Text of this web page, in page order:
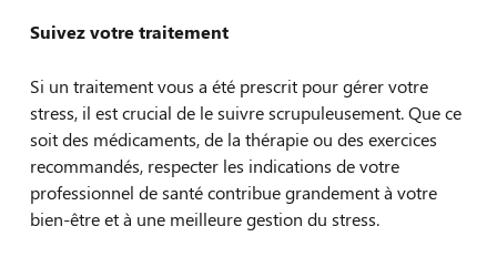
Suivez votre traitement
Si un traitement vous a été prescrit pour gérer votre
stress, il est crucial de le suivre scrupuleusement. Que ce
soit des médicaments, de la thérapie ou des exercices
recommandés, respecter les indications de votre
professionnel de santé contribue grandement à votre
bien-être et à une meilleure gestion du stress.